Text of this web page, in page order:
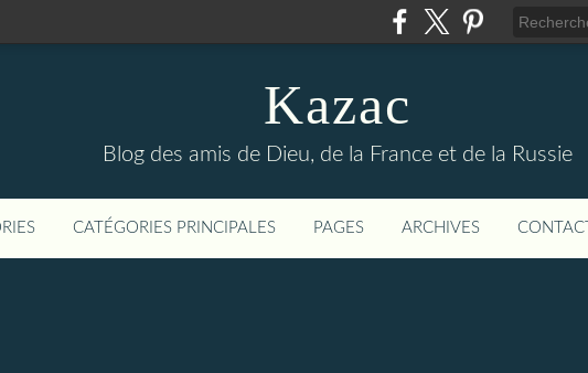
Kazac
Blog des amis de Dieu, de la France et de la Russie
CATÉGORIES PRINCIPALES PAGES ARCHIVES CONTACT